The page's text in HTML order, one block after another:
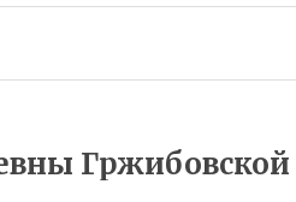
Гржибовской